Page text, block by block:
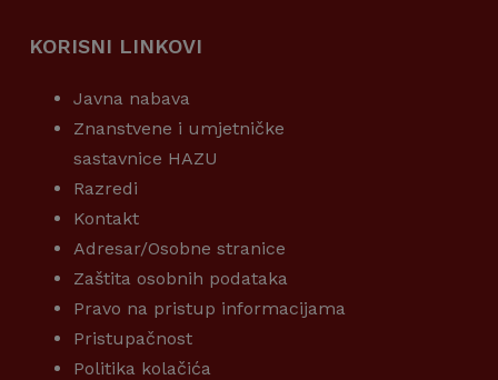
KORISNI LINKOVI
Javna nabava
Znanstvene i umjetničke
sastavnice HAZU
Razredi
Kontakt
Adresar/Osobne stranice
Zaštita osobnih podataka
Pravo na pristup informacijama
Pristupačnost
Politika kolačića